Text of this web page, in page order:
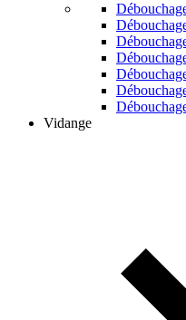
Vidange